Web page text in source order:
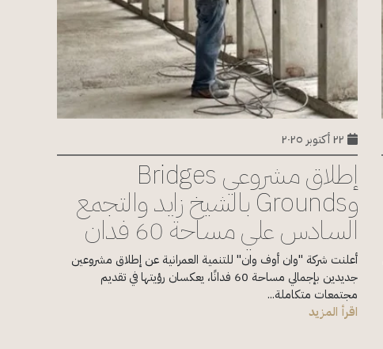
إطلاق مشروعي Bridges
وGrounds بالشيخ زايد والتجمع
السادس علي مساحة 60 فدان
أعلنت شركة "وان أوف وان" للتنمية العمرانية عن إطلاق مشروعين
جديدين بإجمالي مساحة 60 فدانًا، يعكسان رؤيتها في تقديم
مجتمعات متكاملة...
اقرأ المزيد